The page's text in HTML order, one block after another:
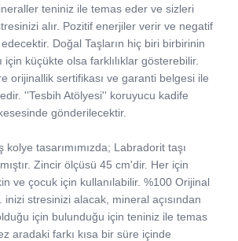
teniniz ile temas eder ve sizleri
alır. Pozitif enerjiler verir ve negatif
Doğal Taşların hiç biri birbirinin
için küçükte olsa farklılıklar gösterebilir.
orijinallik sertifikası ve garanti belgesi ile
''Tesbih Atölyesi'' koruyucu kadife
gönderilecektir.
kolye tasarımımızda; Labradorit taşı
Zincir ölçüsü 45 cm'dir. Her için
ve çocuk için kullanılabilir. %100 Orijinal
inizi stresinizi alacak, mineral açısından
için bulunduğu için teniniz ile temas
aradaki farkı kısa bir süre içinde